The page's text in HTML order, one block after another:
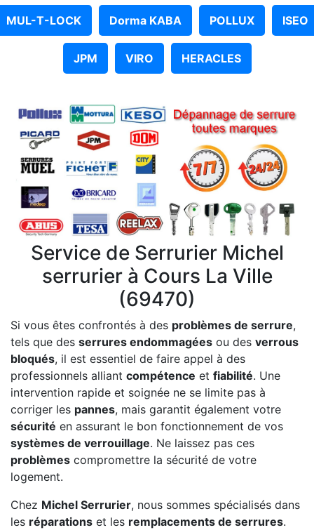
MUL-T-LOCK Dorma KABA POLLUX ISEO
JPM VIRO HERACLES
Service de Serrurier Michel
serrurier à Cours La Ville
(69470)
Si vous êtes confrontés à des problèmes de serrure,
tels que des serrures endommagées ou des verrous
bloqués, il est essentiel de faire appel à des
professionnels alliant compétence et fiabilité. Une
intervention rapide et soignée ne se limite pas à
corriger les pannes, mais garantit également votre
sécurité en assurant le bon fonctionnement de vos
systèmes de verrouillage. Ne laissez pas ces
problèmes compromettre la sécurité de votre
logement.
Chez Michel Serrurier, nous sommes spécialisés dans
les réparations et les remplacements de serrures.